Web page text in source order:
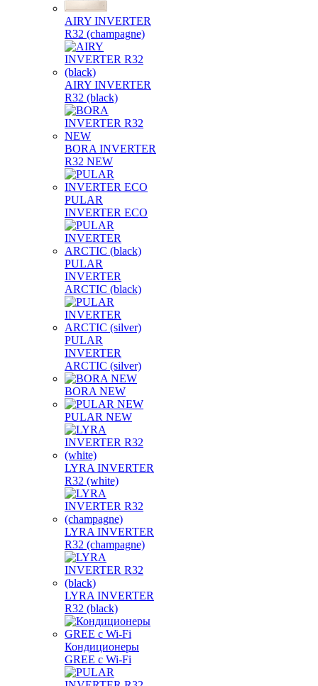
AIRY INVERTER
R32 (champagne)
AIRY INVERTER
R32 (black)
BORA INVERTER
R32 NEW
PULAR
INVERTER ECO
PULAR
INVERTER
ARCTIC (black)
PULAR
INVERTER
ARCTIC (silver)
BORA NEW
PULAR NEW
LYRA INVERTER
R32 (white)
LYRA INVERTER
R32 (champagne)
LYRA INVERTER
R32 (black)
Кондиционеры
GREE с Wi-Fi